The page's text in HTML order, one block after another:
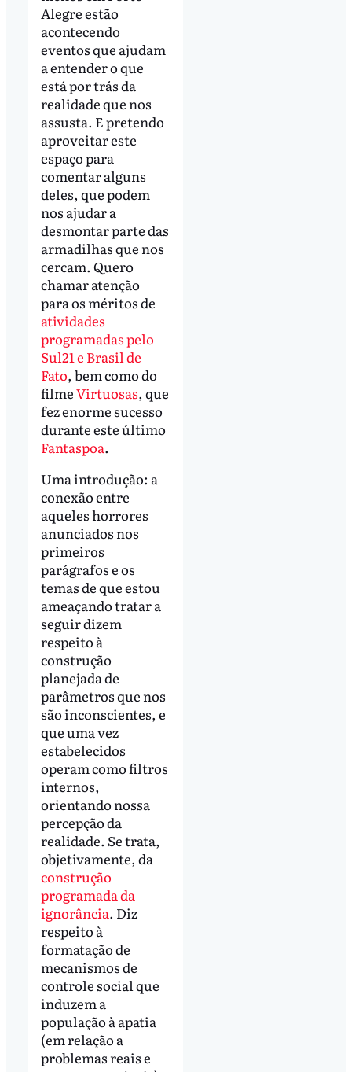
Alegre estão
acontecendo
eventos que ajudam
a entender o que
está por trás da
realidade que nos
assusta. E pretendo
aproveitar este
espaço para
comentar alguns
deles, que podem
nos ajudar a
desmontar parte das
armadilhas que nos
cercam. Quero
chamar atenção
para os méritos de
atividades
programadas pelo
Sul21 e Brasil de
Fato, bem como do
filmeVirtuosas, que
fez enorme sucesso
durante este último
Fantaspoa.
Uma introdução: a
conexão entre
aqueles horrores
anunciados nos
primeiros
parágrafos e os
temas de que estou
ameaçando tratar a
seguir dizem
respeito à
construção
planejada de
parâmetros que nos
são inconscientes, e
que uma vez
estabelecidos
operam como filtros
internos,
orientando nossa
percepção da
realidade. Se trata,
objetivamente, da
construção
programada da
ignorância. Diz
respeito à
formatação de
mecanismos de
controle social que
induzem a
população à apatia
(em relação a
problemas reais e